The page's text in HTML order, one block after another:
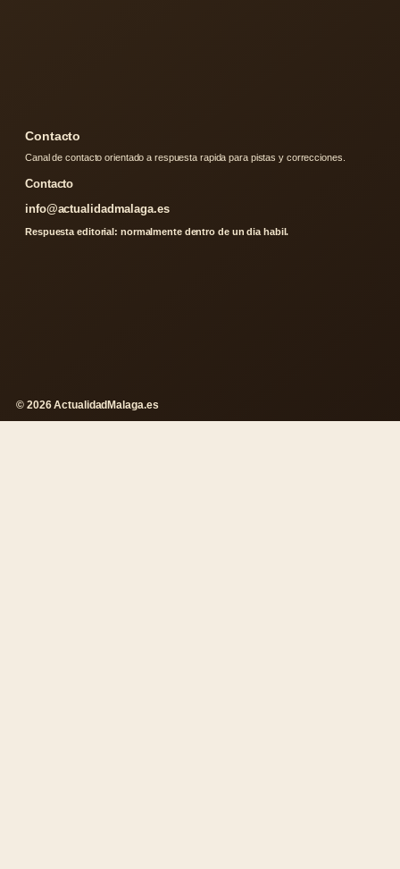
Contacto
Canal de contacto orientado a respuesta rapida para pistas y correcciones.
Contacto
info@actualidadmalaga.es
Respuesta editorial: normalmente dentro de un dia habil.
© 2026 ActualidadMalaga.es